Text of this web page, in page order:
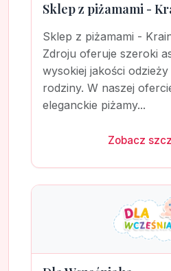
Sklep z piżamami -
Sklep z piżamami -
Zdroju oferuje szeroki
wysokiej jakości odzieży
rodziny. W naszej
eleganckie piżamy...
Zobacz